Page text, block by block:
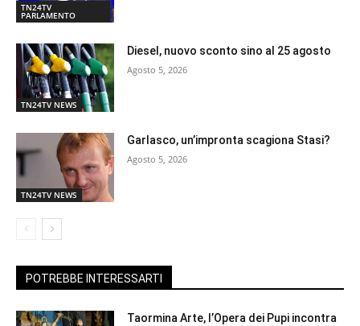
TN24TV
PARLAMENTO
TN24TV NEWS
Diesel, nuovo sconto sino al 25 agosto
Agosto 5, 2026
TN24TV NEWS
Garlasco, un’impronta scagiona Stasi?
Agosto 5, 2026
POTREBBE INTERESSARTI
Taormina Arte, l’Opera dei Pupi incontra